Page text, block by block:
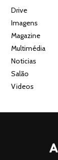
Drive
Imagens
Magazine
Multimédia
Noticias
Salão
Videos